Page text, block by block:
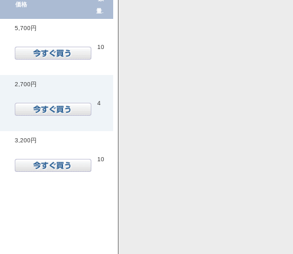
価格
量.
5,700円
10
2,700円
4
3,200円
10